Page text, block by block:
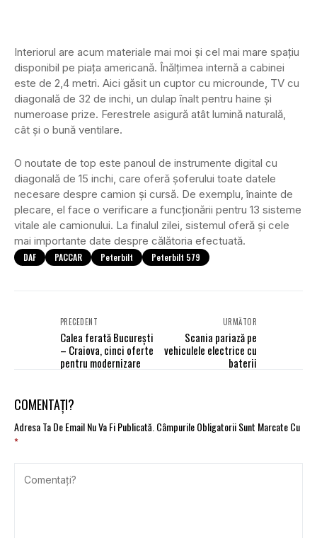
Interiorul are acum materiale mai moi și cel mai mare spațiu
disponibil pe piața americană. Înălțimea internă a cabinei
este de 2,4 metri. Aici găsit un cuptor cu microunde, TV cu
diagonală de 32 de inchi, un dulap înalt pentru haine și
numeroase prize. Ferestrele asigură atât lumină naturală,
cât și o bună ventilare.
O noutate de top este panoul de instrumente digital cu
diagonală de 15 inchi, care oferă șoferului toate datele
necesare despre camion și cursă. De exemplu, înainte de
plecare, el face o verificare a funcționării pentru 13 sisteme
vitale ale camionului. La finalul zilei, sistemul oferă și cele
mai importante date despre călătoria efectuată.
DAF PACCAR Peterbilt Peterbilt 579
PRECEDENT
Calea ferată București
– Craiova, cinci oferte
pentru modernizare
URMĂTOR
Scania pariază pe
vehiculele electrice cu
baterii
COMENTAȚI?
Adresa Ta De Email Nu Va Fi Publicată. Câmpurile Obligatorii Sunt Marcate Cu
*